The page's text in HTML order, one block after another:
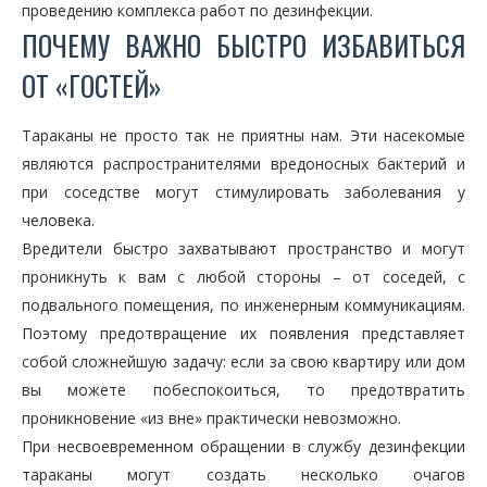
проведению комплекса работ по дезинфекции.
ПОЧЕМУ ВАЖНО БЫСТРО ИЗБАВИТЬСЯ
ОТ «ГОСТЕЙ»
Тараканы не просто так не приятны нам. Эти насекомые
являются распространителями вредоносных бактерий и
при соседстве могут стимулировать заболевания у
человека.
Вредители быстро захватывают пространство и могут
проникнуть к вам с любой стороны – от соседей, с
подвального помещения, по инженерным коммуникациям.
Поэтому предотвращение их появления представляет
собой сложнейшую задачу: если за свою квартиру или дом
вы можете побеспокоиться, то предотвратить
проникновение «из вне» практически невозможно.
При несвоевременном обращении в службу дезинфекции
тараканы могут создать несколько очагов